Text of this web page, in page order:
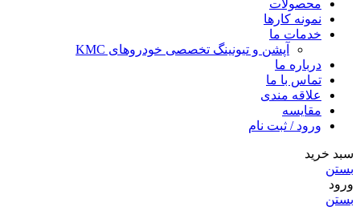
محصولات
نمونه کارها
خدمات ما
آپشن و تیونینگ تخصصی خودروهای KMC
درباره ما
تماس با ما
علاقه مندی
مقايسه
ورود / ثبت نام
سبد خرید
بستن
ورود
بستن